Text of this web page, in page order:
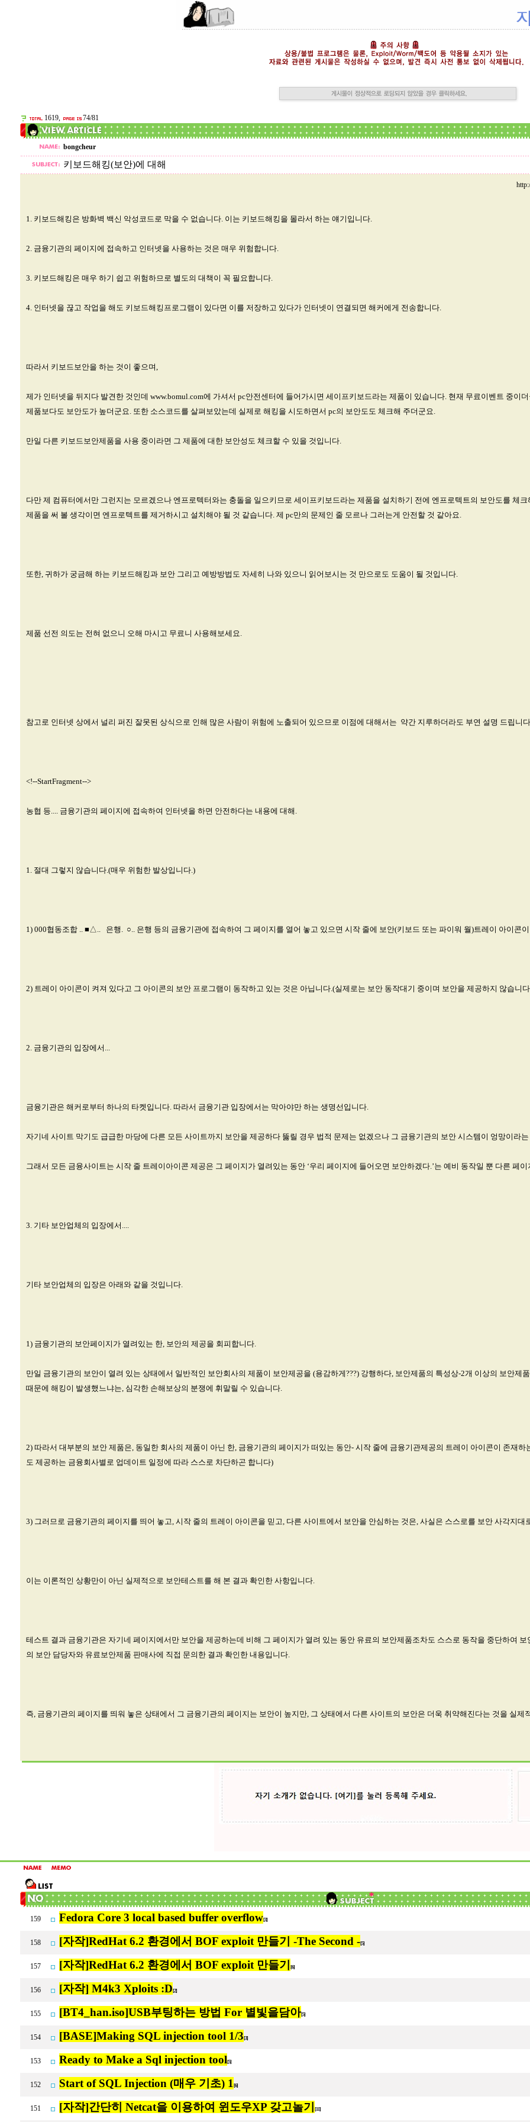
1619, 74/81
bongcheur
키보드해킹(보안)에 대해
1. 키보드해킹은 방화벽 백신 악성코드로 막을 수 없습니다. 이는 키보드해킹을 몰라서 하는 얘기입니다.
2. 금융기관의 페이지에 접속하고 인터넷을 사용하는 것은 매우 위험합니다.
3. 키보드해킹은 매우 하기 쉽고 위험하므로 별도의 대책이 꼭 필요합니다.
4. 인터넷을 끊고 작업을 해도 키보드해킹프로그램이 있다면 이를 저장하고 있다가 인터넷이 연결되면 해커에게 전송합니다.
따라서 키보드보안을 하는 것이 좋으며,
제가 인터넷을 뒤지다 발견한 것인데 www.bomul.com에 가셔서 pc안전센터에 들어가시면 세이프키보드라는 제품이 있습니다. 현재 무료이벤트 중이
제품보다도 보안도가 높더군요. 또한 소스코드를 살펴보았는데 실제로 해킹을 시도하면서 pc의 보안도도 체크해 주더군요.
만일 다른 키보드보안제품을 사용 중이라면 그 제품에 대한 보안성도 체크할 수 있을 것입니다.
다만 제 컴퓨터에서만 그런지는 모르겠으나 엔프로텍터와는 충돌을 일으키므로 세이프키보드라는 제품을 설치하기 전에 엔프로텍트의 보안도를 체
제품을 써 볼 생각이면 엔프로텍트를 제거하시고 설치해야 될 것 같습니다. 제 pc만의 문제인 줄 모르나 그러는게 안전할 것 같아요.
또한, 귀하가 궁금해 하는 키보드해킹과 보안 그리고 예방방법도 자세히 나와 있으니 읽어보시는 것 만으로도 도움이 될 것입니다.
제품 선전 의도는 전혀 없으니 오해 마시고 무료니 사용해보세요.
참고로 인터넷 상에서 널리 퍼진 잘못된 상식으로 인해 많은 사람이 위험에 노출되어 있으므로 이점에 대해서는 약간 지루하더라도 부연 설명 드립니
<!--StartFragment-->
농협 등.... 금융기관의 페이지에 접속하여 인터넷을 하면 안전하다는 내용에 대해.
1. 절대 그렇지 않습니다.(매우 위험한 발상입니다.)
1) 000협동조합 .. ■△.. 은행. ○.. 은행 등의 금융기관에 접속하여 그 페이지를 열어 놓고 있으면 시작 줄에 보안(키보드 또는 파이워 월)트레이 아이콘
2) 트레이 아이콘이 켜져 있다고 그 아이콘의 보안 프로그램이 동작하고 있는 것은 아닙니다.(실제로는 보안 동작대기 중이며 보안을 제공하지 않습니
2. 금융기관의 입장에서...
금융기관은 해커로부터 하나의 타켓입니다. 따라서 금융기관 입장에서는 막아야만 하는 생명선입니다.
자기네 사이트 막기도 급급한 마당에 다른 모든 사이트까지 보안을 제공하다 뚫릴 경우 법적 문제는 없겠으나 그 금융기관의 보안 시스템이 엉망이라
그래서 모든 금융사이트는 시작 줄 트레이아이콘 제공은 그 페이지가 열려있는 동안 ‘우리 페이지에 들어오면 보안하겠다.’는 예비 동작일 뿐 다른 페
3. 기타 보안업체의 입장에서....
기타 보안업체의 입장은 아래와 같을 것입니다.
1) 금융기관의 보안페이지가 열려있는 한, 보안의 제공을 회피합니다.
만일 금융기관의 보안이 열려 있는 상태에서 일반적인 보안회사의 제품이 보안제공을 (용감하게???) 강행하다, 보안제품의 특성상-2개 이상의 보안
때문에 해킹이 발생했느냐는, 심각한 손해보상의 분쟁에 휘말릴 수 있습니다.
2) 따라서 대부분의 보안 제품은, 동일한 회사의 제품이 아닌 한, 금융기관의 페이지가 떠있는 동안- 시작 줄에 금융기관제공의 트레이 아이콘이 존재
도 제공하는 금융회사별로 업데이트 일정에 따라 스스로 차단하곤 합니다)
3) 그러므로 금융기관의 페이지를 띄어 놓고, 시작 줄의 트레이 아이콘을 믿고, 다른 사이트에서 보안을 안심하는 것은, 사실은 스스로를 보안 사각지
이는 이론적인 상황만이 아닌 실제적으로 보안테스트를 해 본 결과 확인한 사항입니다.
테스트 결과 금융기관은 자기네 페이지에서만 보안을 제공하는데 비해 그 페이지가 열려 있는 동안 유료의 보안제품조차도 스스로 동작을 중단하여
의 보안 담당자와 유료보안제품 판매사에 직접 문의한 결과 확인한 내용입니다.
즉, 금융기관의 페이지를 띄워 놓은 상태에서 그 금융기관의 페이지는 보안이 높지만, 그 상태에서 다른 사이트의 보안은 더욱 취약해진다는 것을 실제
159 Fedora Core 3 local based buffer overflow[3]
158 [자작]RedHat 6.2 환경에서 BOF exploit 만들기 -The Second -[5]
157 [자작]RedHat 6.2 환경에서 BOF exploit 만들기 [6]
156 [자작] M4k3 Xploits :D [2]
155 [BT4_han.iso]USB부팅하는 방법 For 별빛을담아[5]
154 [BASE]Making SQL injection tool 1/3 [3]
153 Ready to Make a Sql injection tool [5]
152 Start of SQL Injection (매우 기초) 1 [6]
151 [자작]간단히 Netcat을 이용하여 윈도우XP 갖고놀기 [11]